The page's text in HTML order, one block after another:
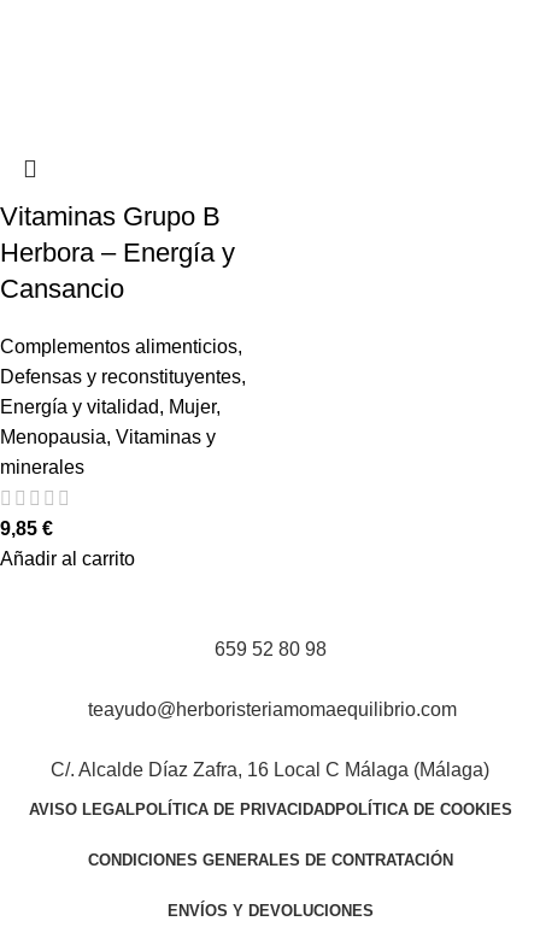
Vitaminas Grupo B
Herbora – Energía y
Cansancio
Complementos alimenticios,
Defensas y reconstituyentes,
Energía y vitalidad, Mujer,
Menopausia, Vitaminas y
minerales
9,85 €
Añadir al carrito
659 52 80 98
teayudo@herboristeriamomaequilibrio.com
C/. Alcalde Díaz Zafra, 16 Local C Málaga (Málaga)
AVISO LEGALPOLÍTICA DE PRIVACIDADPOLÍTICA DE COOKIES
CONDICIONES GENERALES DE CONTRATACIÓN
ENVÍOS Y DEVOLUCIONES